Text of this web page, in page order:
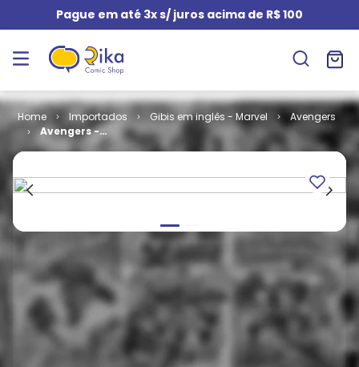
Pague em até 3x s/ juros acima de R$ 100
Importados Gibis em inglês - Marvel
Avengers
Avengers -
Volume 4 # 24